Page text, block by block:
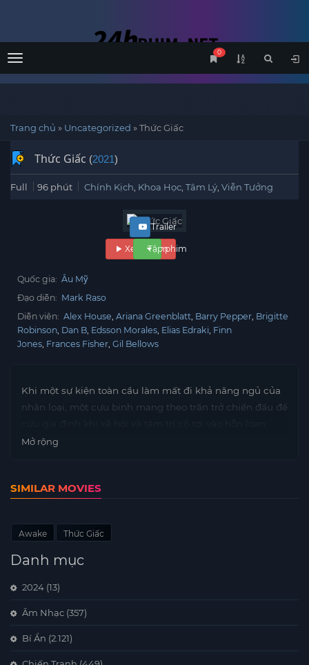
Menu
0
Trang chủ » Uncategorized »Thức Giấc
Thức Giấc (2021)
Full 96 phút Chính Kịch Khoa Học Tâm Lý Viễn Tưởng
Xem phim
Trailer
Tập phim
Quốc gia: Âu Mỹ
Đạo diễn: Mark Raso
Diễn viên: Alex House Ariana Greenblatt Barry Pepper Brigitte
Robinson Dan B Edsson Morales Elias Edraki Finn
Jones Frances Fisher Gil Bellows
Khi một sự kiện toàn cầu làm mất đi khả năng ngủ của
nhân loại, một cựu binh mang theo trăn trở chiến đấu để
Mở rộng
SIMILAR MOVIES
Awake Thức Giấc
Danh mục
2024 (13)
Âm Nhạc (357)
Bí Ẩn (2.121)